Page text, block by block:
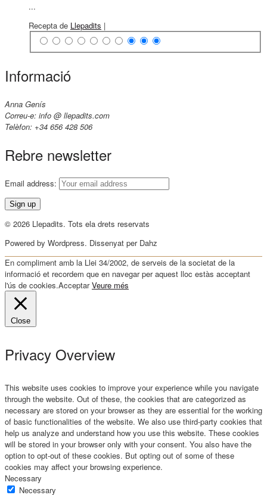
...
Recepta de Llepadits |
Informació
Anna Genís
Correu-e: info @ llepadits.com
Telèfon: +34 656 428 506
Rebre newsletter
Email address:
© 2026 Llepadits. Tots ela drets reservats
Powered by Wordpress. Dissenyat per Dahz
En compliment amb la Llei 34/2002, de serveis de la societat de la
informació et recordem que en navegar per aquest lloc estàs acceptant
l'ús de cookies.Acceptar Veure més
Close
Privacy Overview
This website uses cookies to improve your experience while you navigate
through the website. Out of these, the cookies that are categorized as
necessary are stored on your browser as they are essential for the working
of basic functionalities of the website. We also use third-party cookies that
help us analyze and understand how you use this website. These cookies
will be stored in your browser only with your consent. You also have the
option to opt-out of these cookies. But opting out of some of these
cookies may affect your browsing experience.
Necessary
Necessary